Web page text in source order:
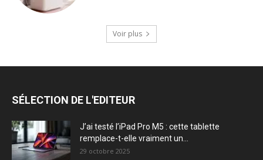
Voir plus
SÉLECTION DE L'EDITEUR
J’ai testé l’iPad Pro M5 : cette tablette
remplace-t-elle vraiment un...
29 octobre 2025